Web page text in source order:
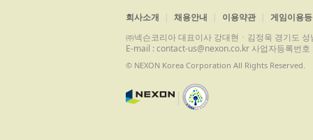
회사소개 채용안내 이용약관
게임이용
㈜넥슨코리아 대표이사 강대현ㆍ김정욱 경기도
E-mail : contact-us@nexon.co.kr 사업자등록번
© NEXON Korea Corporation All Rights Reserved.
|